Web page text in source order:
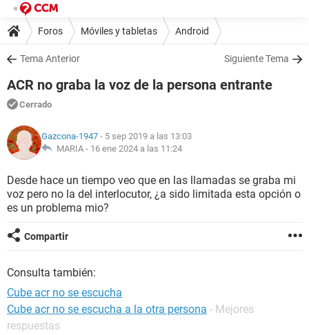
Foros Móviles y tabletas Android
Tema Anterior Siguiente Tema
ACR no graba la voz de la persona entrante
Cerrado
Gazcona-1947 - 5 sep 2019 a las 13:03
MARIA - 16 ene 2024 a las 11:24
Desde hace un tiempo veo que en las llamadas se graba mi
voz pero no la del interlocutor, ¿a sido limitada esta opción o
es un problema mio?
Compartir
Consulta también:
Cube acr no se escucha
Cube acr no se escucha a la otra persona - Mejores
respuestas